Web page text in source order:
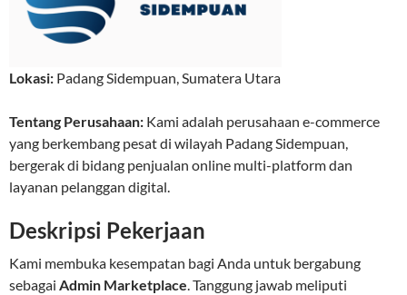
Lokasi: Padang Sidempuan,Sumatera Utara
Tentang Perusahaan: Kami adalah perusahaan e-commerce
yang berkembang pesat di wilayah Padang Sidempuan,
bergerak di bidang penjualan online multi-platform dan
layanan pelanggan digital.
Deskripsi Pekerjaan
Kami membuka kesempatan bagi Anda untuk bergabung
sebagai Admin Marketplace. Tanggung jawab meliputi